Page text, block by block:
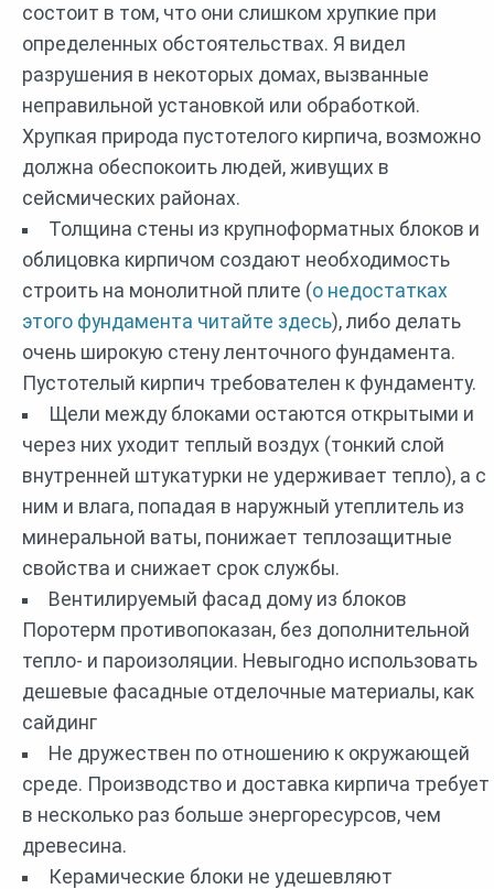
состоит в том, что они слишком хрупкие при
определенных обстоятельствах. Я видел
разрушения в некоторых домах, вызванные
неправильной установкой или обработкой.
Хрупкая природа пустотелого кирпича, возможно
должна обеспокоить людей, живущих в
сейсмических районах.
Толщина стены из крупноформатных блоков и
облицовка кирпичом создают необходимость
строить на монолитной плите (о недостатках
этого фундамента читайте здесь), либо делать
очень широкую стену ленточного фундамента.
Пустотелый кирпич требователен к фундаменту.
Щели между блоками остаются открытыми и
через них уходит теплый воздух (тонкий слой
внутренней штукатурки не удерживает тепло), а с
ним и влага, попадая в наружный утеплитель из
минеральной ваты, понижает теплозащитные
свойства и снижает срок службы.
Вентилируемый фасад дому из блоков
Поротерм противопоказан, без дополнительной
тепло- и пароизоляции. Невыгодно использовать
дешевые фасадные отделочные материалы, как
сайдинг
Не дружествен по отношению к окружающей
среде. Производство и доставка кирпича требует
в несколько раз больше энергоресурсов, чем
древесина.
Керамические блоки не удешевляют